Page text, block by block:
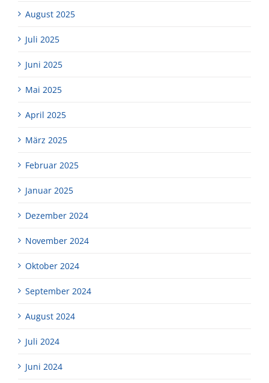
August 2025
Juli 2025
Juni 2025
Mai 2025
April 2025
März 2025
Februar 2025
Januar 2025
Dezember 2024
November 2024
Oktober 2024
September 2024
August 2024
Juli 2024
Juni 2024